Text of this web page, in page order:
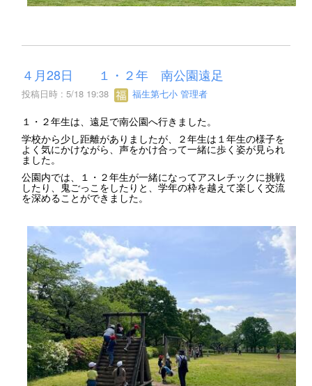
４月28日 １・２年 南公園遠足
投稿日時 : 5/18 19:38 福生第七小 管理者
１・２年生は、遠足で南公園へ行きました。
学校から少し距離がありましたが、２年生は１年生の様子を
よく気にかけながら、声をかけ合って一緒に歩く姿が見られ
ました。
公園内では、１・２年生が一緒になってアスレチックに挑戦
したり、鬼ごっこをしたりと、学年の枠を越えて楽しく交流
を深めることができました。